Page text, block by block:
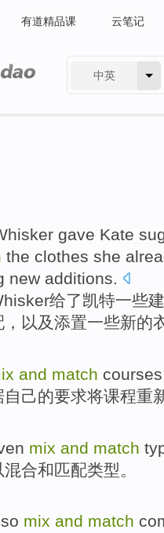
有道精品课 云笔记
中英
gave Kate
the clothes she
new additions.
给了凯特一些
， 以及添置一些新的
and match courses
自己的要求将课程重
mix and match
混合和 匹配类型 。
mix and match